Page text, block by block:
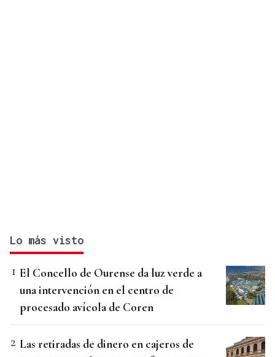
Lo más visto
El Concello de Ourense da luz verde a
una intervención en el centro de
procesado avícola de Coren
Las retiradas de dinero en cajeros de